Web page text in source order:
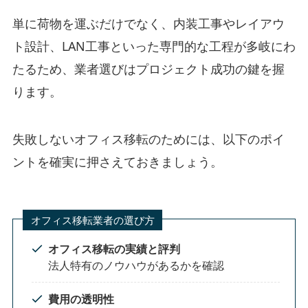
単に荷物を運ぶだけでなく、内装工事やレイアウ
ト設計、LAN工事といった専門的な工程が多岐にわ
たるため、業者選びはプロジェクト成功の鍵を握
ります。
失敗しないオフィス移転のためには、以下のポイ
ントを確実に押さえておきましょう。
オフィス移転業者の選び方
オフィス移転の実績と評判
法人特有のノウハウがあるかを確認
費用の透明性